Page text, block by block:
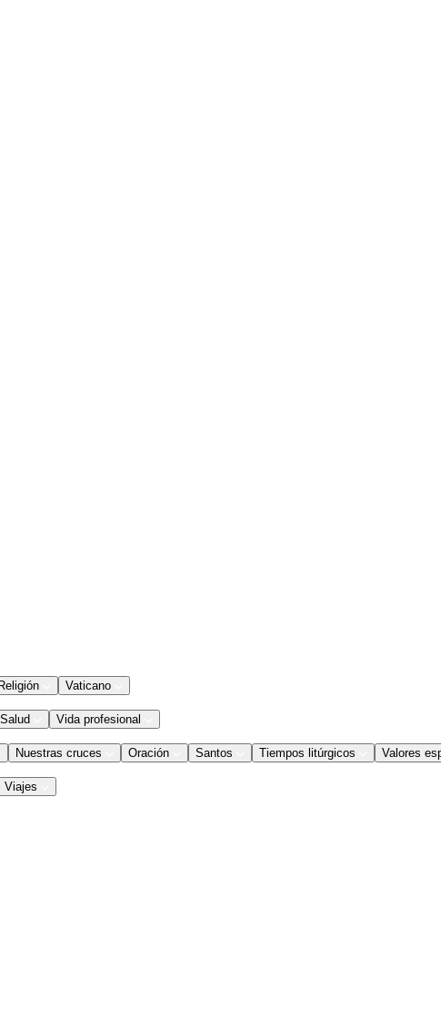
Religión Vaticano
Salud Vida profesional
Nuestras cruces Oración Santos Tiempos litúrgicos Valores
Viajes